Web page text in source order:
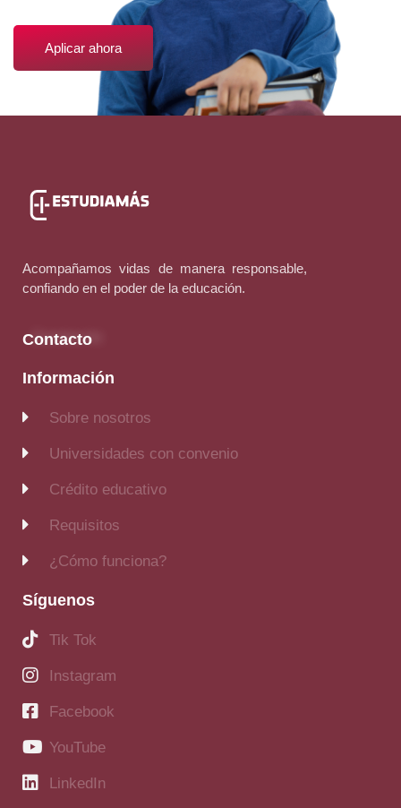
Aplicar ahora
Acompañamos vidas de manera responsable,
confiando en el poder de la educación.
Contacto
Información
Sobre nosotros
Universidades con convenio
Crédito educativo
Requisitos
¿Cómo funciona?
Síguenos
Tik Tok
Instagram
Facebook
YouTube
LinkedIn